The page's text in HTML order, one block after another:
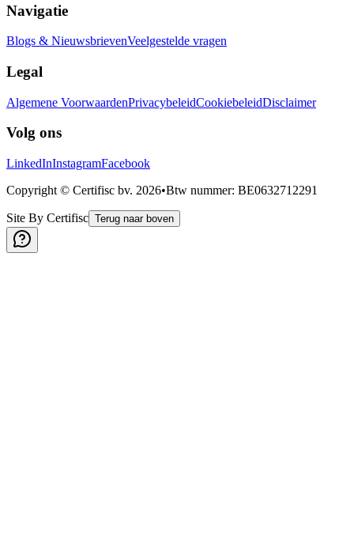
Navigatie
Blogs & NieuwsbrievenVeelgestelde vragen
Legal
Algemene VoorwaardenPrivacybeleidCookiebeleidDisclaimer
Volg ons
LinkedInInstagramFacebook
Copyright © Certifisc bv. 2026•Btw nummer: BE0632712291
Site By Certifisc Terug naar boven